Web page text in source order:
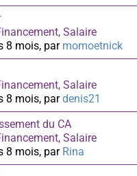
Salaire
8 mois, par momoetnick
Salaire
8 mois, pardenis21
du CA
Salaire
8 mois, par Rina